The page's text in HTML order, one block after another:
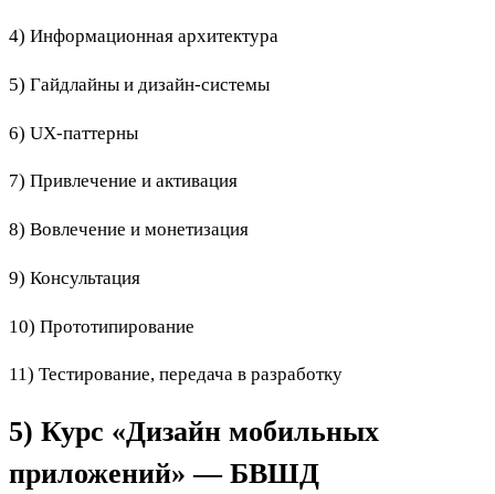
4) Информационная архитектура
5) Гайдлайны и дизайн-системы
6) UX-паттерны
7) Привлечение и активация
8) Вовлечение и монетизация
9) Консультация
10) Прототипирование
11) Тестирование, передача в разработку
5) Курс «Дизайн мобильных
приложений» — БВШД